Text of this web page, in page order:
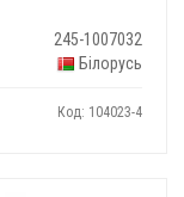
245-1007032
Білорусь
Код: 104023-4